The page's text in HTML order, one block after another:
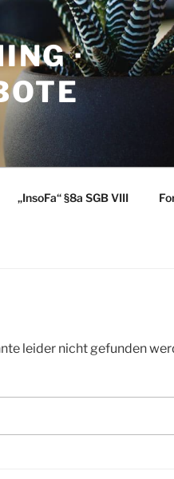
·
„InsoFa“ §8a SGB VIII
leider nicht gefunden